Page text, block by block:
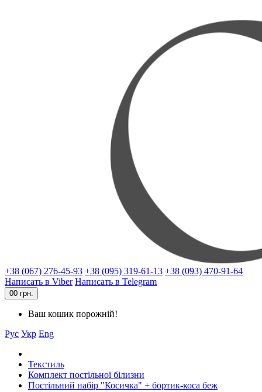
+38 (067) 276-45-93 +38 (095) 319-61-13 +38 (093) 470-91-64
Написать в Viber Написать в Telegram
00 грн.
Ваш кошик порожній!
Рус Укр Eng
Текстиль
Комплект постільної білизни
Постільний набір "Косичка" + бортик-коса беж